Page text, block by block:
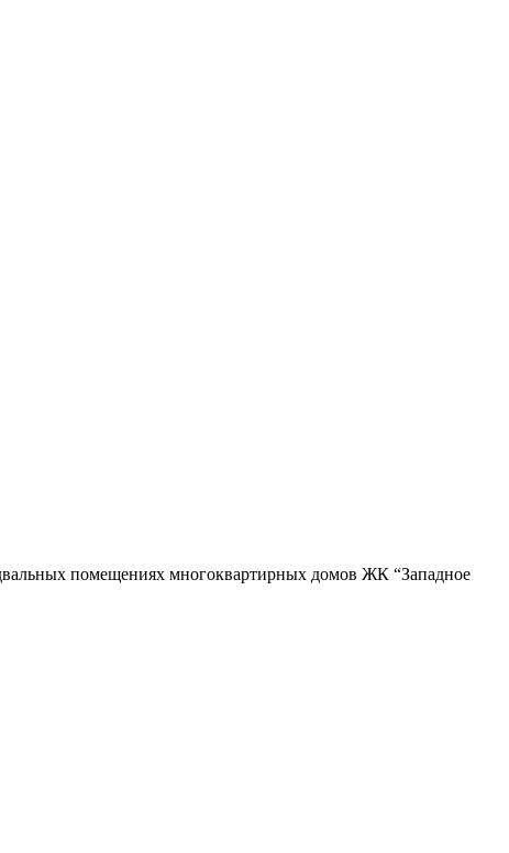
помещениях многоквартирных домов ЖК “Западное